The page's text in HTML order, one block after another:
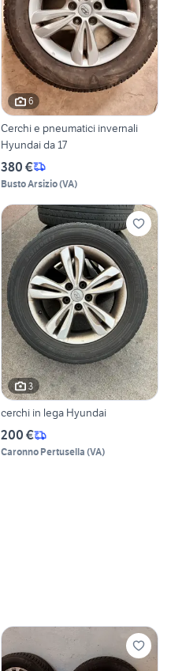
6
Cerchi e pneumatici invernali
Hyundai da 17
380 €
Busto Arsizio(VA)
3
cerchi in lega Hyundai
200 €
Caronno Pertusella (VA)